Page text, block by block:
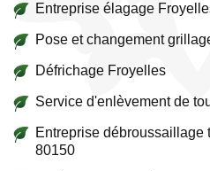
Entreprise élagage
Pose et changement
Défrichage Froyelles
Service d'enlèvement de
Entreprise
80150